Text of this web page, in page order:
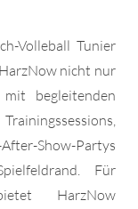
Volleball Tunier
nicht nur
begleitenden
Show-Partys
Für
HarzNow